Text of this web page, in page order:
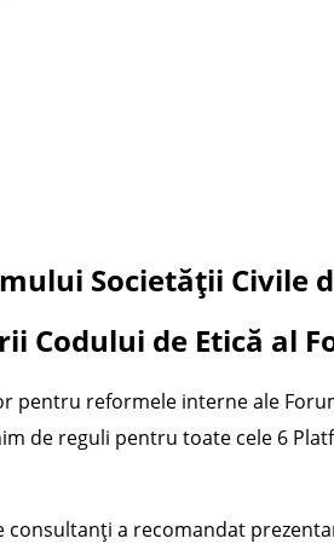
Societății Civile
Codului de Etică al
reformele interne ale
de reguli pentru toate cele 6
a recomandat